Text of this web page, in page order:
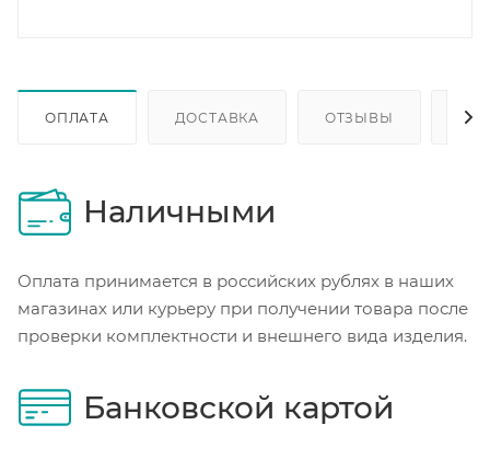
ОПЛАТА ДОСТАВКА ОТЗЫВЫ
Наличными
Оплата принимается в российских рублях в наших
магазинах или курьеру при получении товара после
проверки комплектности и внешнего вида изделия.
Банковской картой